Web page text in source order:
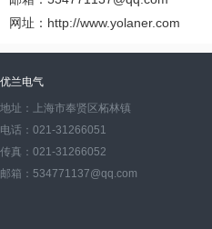
网址：http://www.yolaner.com
优兰电气
地址：上海市奉贤区柘林镇
电话：021-31266051
传真：021-31266052
邮箱：534771137@qq.com